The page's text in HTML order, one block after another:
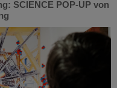
SCIENCE POP-UP von